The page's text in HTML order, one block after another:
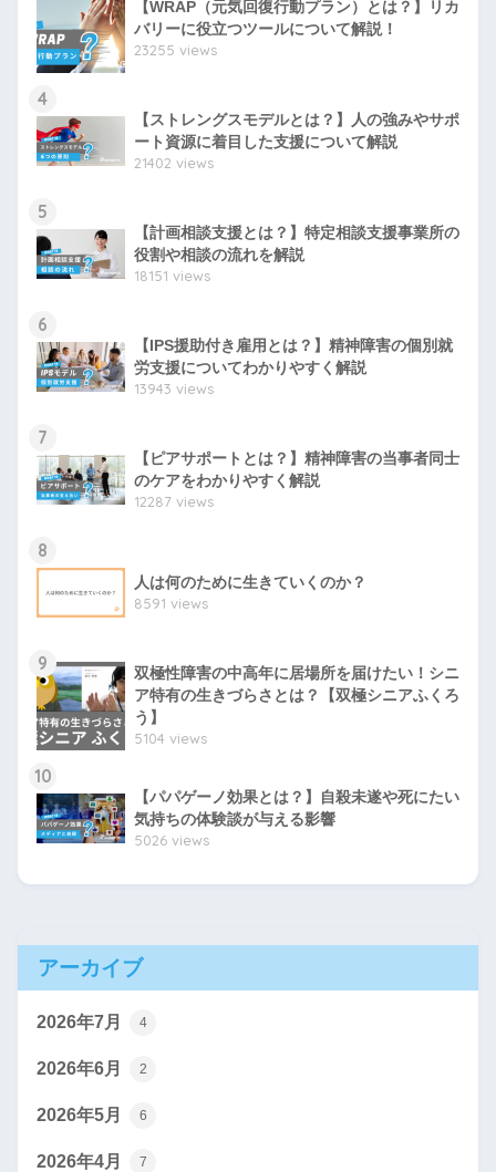
【WRAP（元気回復行動プラン）とは？】リカ
バリーに役立つツールについて解説！
23255 views
4
【ストレングスモデルとは？】人の強みやサポ
ート資源に着目した支援について解説
21402 views
5
【計画相談支援とは？】特定相談支援事業所の
役割や相談の流れを解説
18151 views
6
【IPS援助付き雇用とは？】精神障害の個別就
労支援についてわかりやすく解説
13943 views
7
【ピアサポートとは？】精神障害の当事者同士
のケアをわかりやすく解説
12287 views
8
人は何のために生きていくのか？
8591 views
9
双極性障害の中高年に居場所を届けたい！シニ
ア特有の生きづらさとは？【双極シニアふくろ
う】
5104 views
10
【パパゲーノ効果とは？】自殺未遂や死にたい
気持ちの体験談が与える影響
5026 views
アーカイブ
2026年7月 4
2026年6月 2
2026年5月 6
2026年4月 7